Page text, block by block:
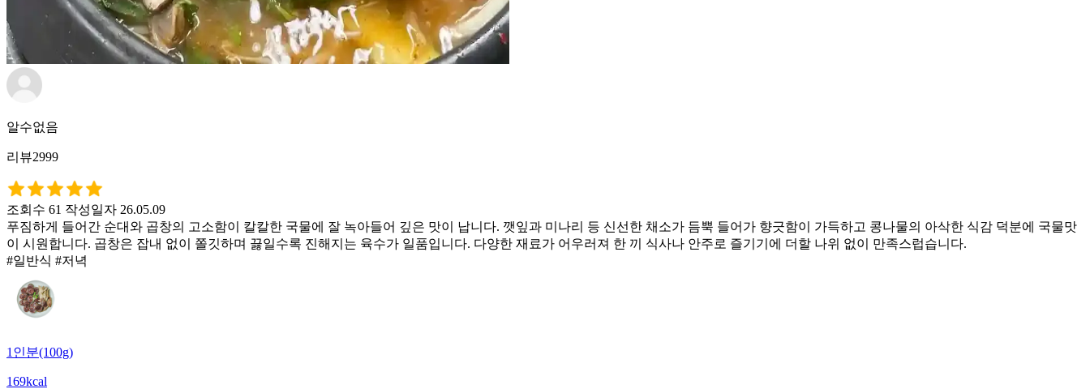
알수없음
리뷰2999
조회수 61 작성일자 26.05.09
푸짐하게 들어간 순대와 곱창의 고소함이 칼칼한 국물에 잘 녹아들어 깊은 맛이 납니다. 깻잎과 미나리 등 신선한 채소가 듬뿍 들어가 향긋함이 가득하고 콩나물의 아삭한 식감 덕분에 국물맛
이 시원합니다. 곱창은 잡내 없이 쫄깃하며 끓일수록 진해지는 육수가 일품입니다. 다양한 재료가 어우러져 한 끼 식사나 안주로 즐기기에 더할 나위 없이 만족스럽습니다.
#일반식 #저녁
1인분(100g)
169kcal